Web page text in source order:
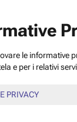
le informative
e per i relativi
PRIVACY